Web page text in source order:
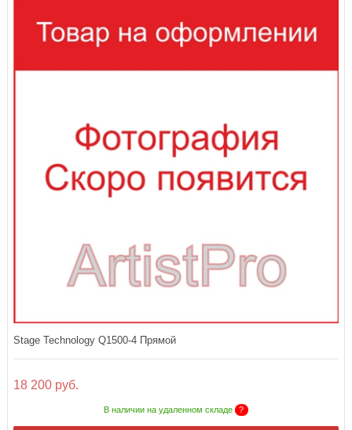
Stage Technology Q1500-4 Прямой
18 200 руб.
В наличии на удаленном складе ?